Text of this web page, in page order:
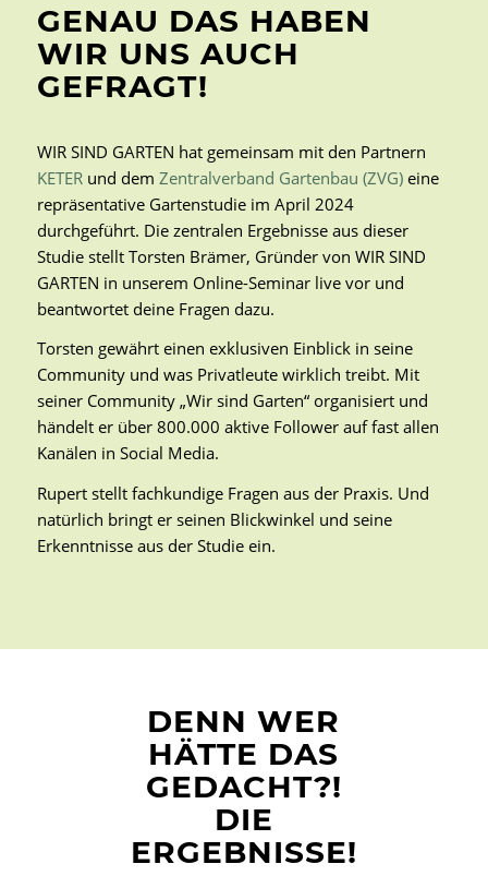
GENAU DAS HABEN
WIR UNS AUCH
GEFRAGT!
WIR SIND GARTEN hat gemeinsam mit den Partnern
KETERund dem Zentralverband Gartenbau (ZVG)eine
repräsentative Gartenstudie im April 2024
durchgeführt. Die zentralen Ergebnisse aus dieser
Studie stellt Torsten Brämer, Gründer von WIR SIND
GARTEN in unserem Online-Seminar live vor und
beantwortet deine Fragen dazu.
Torsten gewährt einen exklusiven Einblick in seine
Community und was Privatleute wirklich treibt. Mit
seiner Community „Wir sind Garten“ organisiert und
händelt er über 800.000 aktive Follower auf fast allen
Kanälen in Social Media.
Rupert stellt fachkundige Fragen aus der Praxis. Und
natürlich bringt er seinen Blickwinkel und seine
Erkenntnisse aus der Studie ein.
DENN WER
HÄTTE DAS
GEDACHT?!
DIE
ERGEBNISSE!